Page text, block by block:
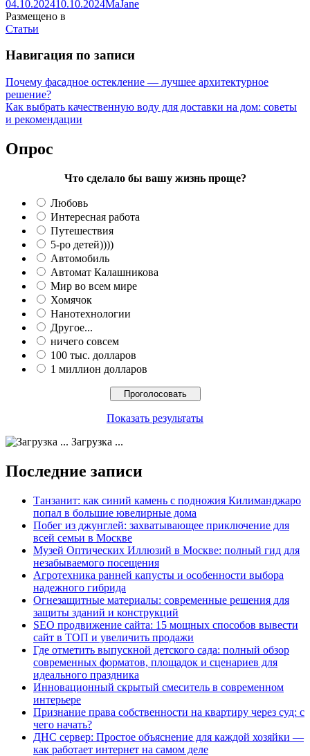
04.10.202410.10.2024MaJane
Размещено в
Статьи
Навигация по записи
Почему фасадное остекление — лучшее архитектурное
решение?
Как выбрать качественную воду для доставки на дом: советы
и рекомендации
Опрос
Что сделало бы вашу жизнь проще?
Любовь
Интересная работа
Путешествия
5-ро детей))))
Автомобиль
Автомат Калашникова
Мир во всем мире
Хомячок
Нанотехнологии
Другое...
ничего совсем
100 тыс. долларов
1 миллион долларов
Показать результаты
Загрузка ...
Последние записи
Танзанит: как синий камень с подножия Килиманджаро
попал в большие ювелирные дома
Побег из джунглей: захватывающее приключение для
всей семьи в Москве
Музей Оптических Иллюзий в Москве: полный гид для
незабываемого посещения
Агротехника ранней капусты и особенности выбора
надежного гибрида
Огнезащитные материалы: современные решения для
защиты зданий и конструкций
SEO продвижение сайта: 15 мощных способов вывести
сайт в ТОП и увеличить продажи
Где отметить выпускной детского сада: полный обзор
современных форматов, площадок и сценариев для
идеального праздника
Инновационный скрытый смеситель в современном
интерьере
Признание права собственности на квартиру через суд: с
чего начать?
ДНС сервер: Простое объяснение для каждой хозяйки —
как работает интернет на самом деле